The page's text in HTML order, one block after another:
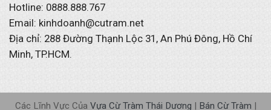
Hotline: 0888.888.767
Email: kinhdoanh@cutram.net
Địa chỉ: 288 Đường Thạnh Lộc 31, An Phú Đông, Hồ Chí
Minh, TP.HCM.
Các Lĩnh Vực Của Vựa Cừ Tràm Thái Dương Bán Cừ Tràm